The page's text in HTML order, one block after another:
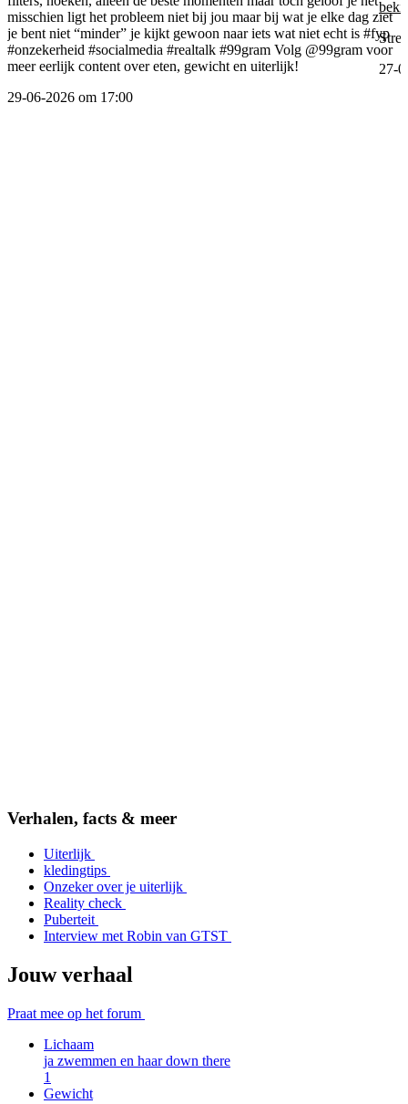
misschien ligt het probleem niet bij jou maar bij wat je elke dag ziet
je bent niet “minder” je kijkt gewoon naar iets wat niet echt is #fyp
#onzekerheid #socialmedia #realtalk #99gram Volg @99gram voor
meer eerlijk content over eten, gewicht en uiterlijk!
29-06-2026 om 17:00
27-
2
Verhalen, facts & meer
Uiterlijk
kledingtips
Onzeker over je uiterlijk
Reality check
Puberteit
Interview met Robin van GTST
Jouw verhaal
Praat mee op het forum
Lichaam
ja zwemmen en haar down there
1
Gewicht